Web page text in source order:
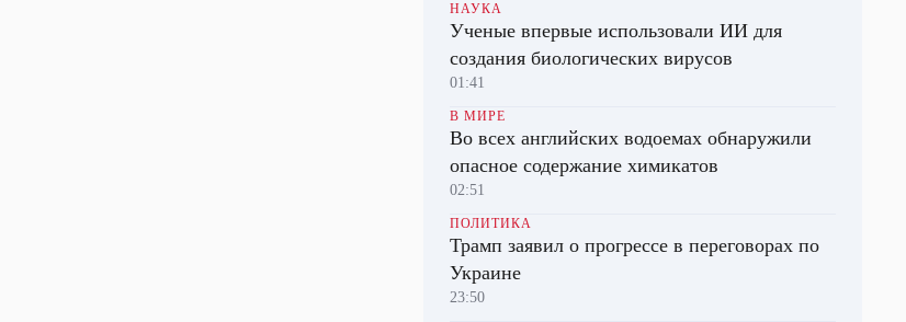
НАУКА
Ученые впервые использовали ИИ для
создания биологических вирусов
01:41
В МИРЕ
Во всех английских водоемах обнаружили
опасное содержание химикатов
02:51
ПОЛИТИКА
Трамп заявил о прогрессе в переговорах по
Украине
23:50